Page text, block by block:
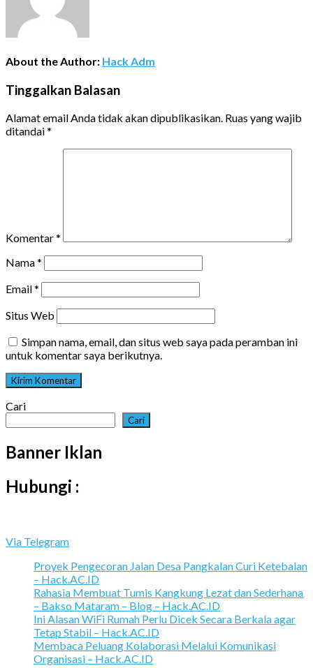
About the Author: Hack Adm
Tinggalkan Balasan
Alamat email Anda tidak akan dipublikasikan. Ruas yang wajib
ditandai*
Komentar*
Nama*
Email*
Situs Web
Simpan nama, email, dan situs web saya pada peramban ini
untuk komentar saya berikutnya.
Cari
Cari
Banner Iklan
Hubungi :
Via Telegram
Proyek Pengecoran Jalan Desa Pangkalan Curi Ketebalan
– Hack.AC.ID
Rahasia Membuat Tumis Kangkung Lezat dan Sederhana
– Bakso Mataram – Blog – Hack.AC.ID
Ini Alasan WiFi Rumah Perlu Dicek Secara Berkala agar
Tetap Stabil – Hack.AC.ID
Membaca Peluang Kolaborasi Melalui Komunikasi
Organisasi – Hack.AC.ID